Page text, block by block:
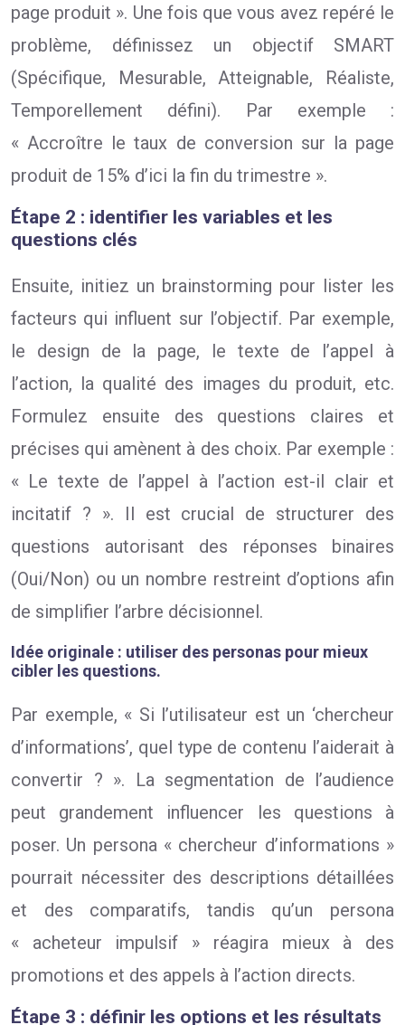
page produit ». Une fois que vous avez repéré le
problème, définissez un objectif SMART
(Spécifique, Mesurable, Atteignable, Réaliste,
Temporellement défini). Par exemple :
« Accroître le taux de conversion sur la page
produit de 15% d’ici la fin du trimestre ».
Étape 2 : identifier les variables et les
questions clés
Ensuite, initiez un brainstorming pour lister les
facteurs qui influent sur l’objectif. Par exemple,
le design de la page, le texte de l’appel à
l’action, la qualité des images du produit, etc.
Formulez ensuite des questions claires et
précises qui amènent à des choix. Par exemple :
« Le texte de l’appel à l’action est-il clair et
incitatif ? ». Il est crucial de structurer des
questions autorisant des réponses binaires
(Oui/Non) ou un nombre restreint d’options afin
de simplifier l’arbre décisionnel.
Idée originale : utiliser des personas pour mieux
cibler les questions.
Par exemple, « Si l’utilisateur est un ‘chercheur
d’informations’, quel type de contenu l’aiderait à
convertir ? ». La segmentation de l’audience
peut grandement influencer les questions à
poser. Un persona « chercheur d’informations »
pourrait nécessiter des descriptions détaillées
et des comparatifs, tandis qu’un persona
« acheteur impulsif » réagira mieux à des
promotions et des appels à l’action directs.
Étape 3 : définir les options et les résultats